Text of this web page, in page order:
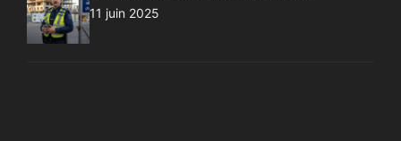
11 juin 2025